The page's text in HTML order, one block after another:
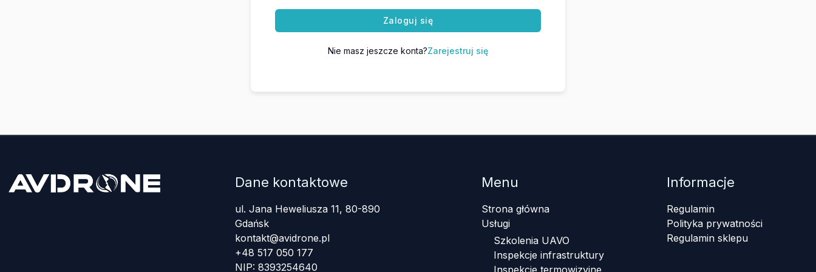
Zaloguj się
Nie masz jeszcze konta?Zarejestruj się
Dane kontaktowe
ul. Jana Heweliusza 11, 80-890
Gdańsk
kontakt@avidrone.pl
+48 517 050 177
NIP: 8393254640
Menu
Strona główna
Usługi
Szkolenia UAVO
Inspekcje infrastruktury
Informacje
Regulamin
Polityka prywatności
Regulamin sklepu